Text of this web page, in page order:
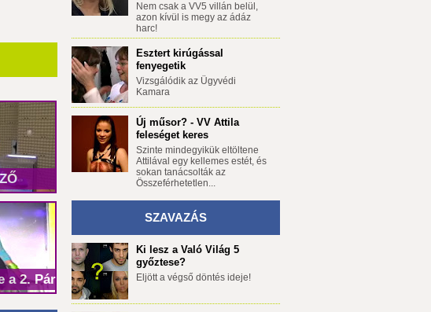
a 2. Párbajt
Nem csak a VV5 villán belül,
azon kívül is megy az ádáz
harc!
Esztert kirúgással
fenyegetik
Vizsgálódik az Ügyvédi
Kamara
Új műsor? - VV Attila
feleséget keres
Szinte mindegyikük eltöltene
Attilával egy kellemes estét, és
sokan tanácsolták az
Összeférhetetlen...
SZAVAZÁS
Ki lesz a Való Világ 5
győztese?
Eljött a végső döntés ideje!